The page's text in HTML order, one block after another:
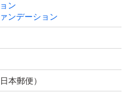
ン
ンデーション
本郵便）